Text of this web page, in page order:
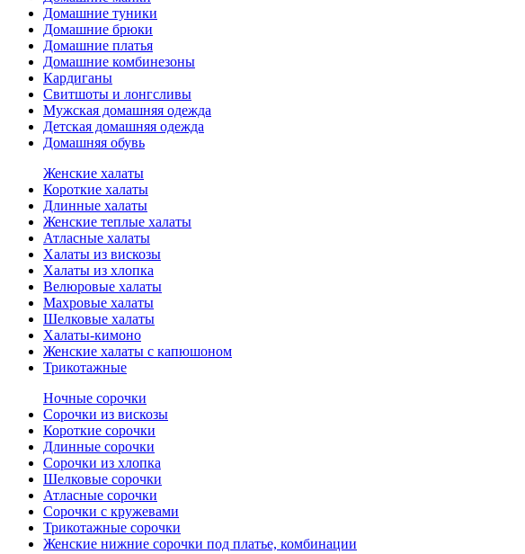
Домашние туники
Домашние брюки
Домашние платья
Домашние комбинезоны
Кардиганы
Свитшоты и лонгсливы
Мужская домашняя одежда
Детская домашняя одежда
Домашняя обувь
Женские халаты
Короткие халаты
Длинные халаты
Женские теплые халаты
Атласные халаты
Халаты из вискозы
Халаты из хлопка
Велюровые халаты
Махровые халаты
Шелковые халаты
Халаты-кимоно
Женские халаты с капюшоном
Трикотажные
Ночные сорочки
Сорочки из вискозы
Короткие сорочки
Длинные сорочки
Сорочки из хлопка
Шелковые сорочки
Атласные сорочки
Сорочки с кружевами
Трикотажные сорочки
Женские нижние сорочки под платье, комбинации